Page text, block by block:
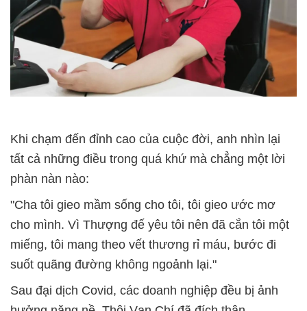
Khi chạm đến đỉnh cao của cuộc đời, anh nhìn lại
tất cả những điều trong quá khứ mà chẳng một lời
phàn nàn nào:
"Cha tôi gieo mầm sống cho tôi, tôi gieo ước mơ
cho mình. Vì Thượng đế yêu tôi nên đã cắn tôi một
miếng, tôi mang theo vết thương rỉ máu, bước đi
suốt quãng đường không ngoảnh lại."
Sau đại dịch Covid, các doanh nghiệp đều bị ảnh